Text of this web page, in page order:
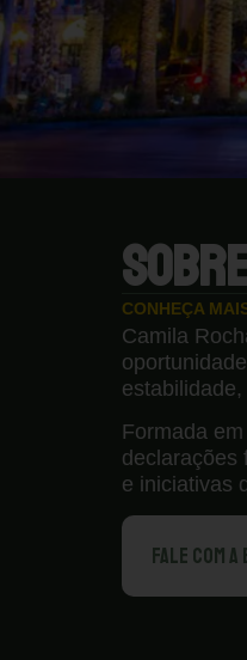
CONHEÇA
Camila
Formada em
declarações
e iniciativas
FALE COM A